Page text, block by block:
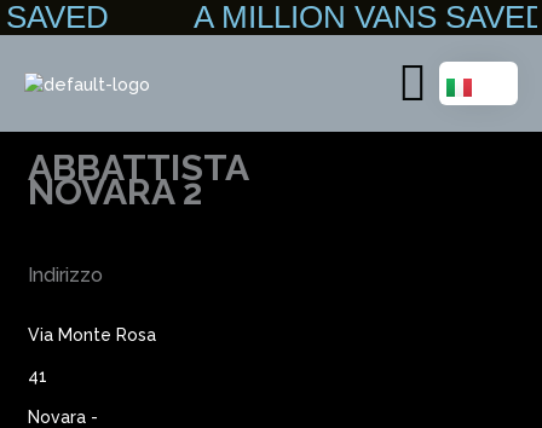
Vai
al
SAVED A MILLION VANS
Main
Menu
ABBATTISTA
NOVARA 2
Indirizzo
Via Monte Rosa
41
Novara -